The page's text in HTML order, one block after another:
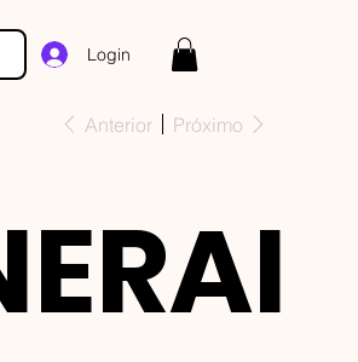
Login
Anterior Próximo